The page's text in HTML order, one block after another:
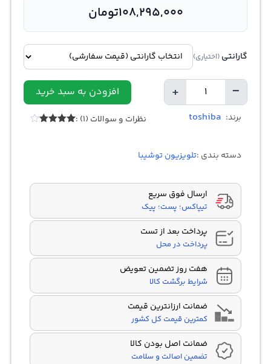
دارای منو فارسی
108,295,000تومان
گارانتی (اختیاری)
−
تعداد + افزودن به سبد خرید
برند: toshiba نظرات و سوالات (1) :
دسته بندی :تلویزیون توشیبا
ارسال فوق سریع
تیپاکس؛ پست؛ پیک
پرداخت بعد از تست
پرداخت در محل
هفت روز تضمین تعویض
شرایط برگشت کالا
ضمانت ارزانترین قیمت
کمترین قیمت کل کشور
ضمانت اصل بودن کالا
تضمین اصالت و سلامت